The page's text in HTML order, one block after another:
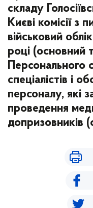
складу
Києві комісії з
військовий
році (основний
Персонального
спеціалістів і
персоналу, які
проведення
допризовників